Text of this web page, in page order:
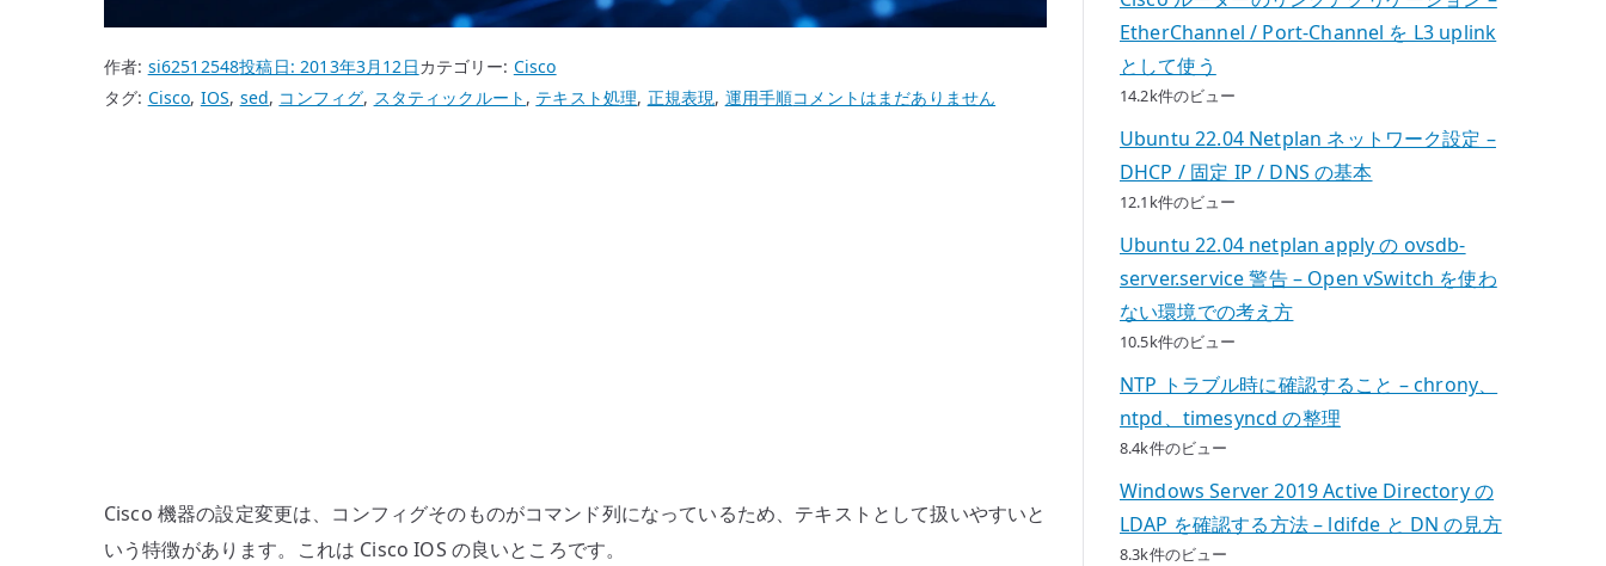
作者: si62512548投稿日:2013年3月12日カテゴリー: Cisco
タグ: Cisco, IOS, sed, コンフィグ, スタティックルート , テキスト処理, 正規表現, 運用手順Cisco
コメントはまだありません
Cisco 機器の設定変更は、コンフィグそのものがコマンド列になっているため、テキストとして扱いやすいと
いう特徴があります。これは Cisco IOS の良いところです。
EtherChannel / Port-Channel を L3 uplink
として使う
14.2k件のビュー
Ubuntu 22.04 Netplan ネットワーク設定 –
DHCP / 固定 IP / DNS の基本
12.1k件のビュー
Ubuntu 22.04 netplan apply の ovsdb-
server.service 警告 – Open vSwitch を使わ
ない環境での考え方
10.5k件のビュー
NTP トラブル時に確認すること – chrony、
ntpd、timesyncd の整理
8.4k件のビュー
Windows Server 2019 Active Directory の
LDAP を確認する方法 – ldifde と DN の見方
8.3k件のビュー